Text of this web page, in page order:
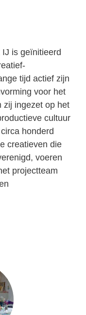
is geïnitieerd
tijd actief zijn
voor het
zij ingezet op het
cultuur
honderd
creatieven die
voeren
projectteam